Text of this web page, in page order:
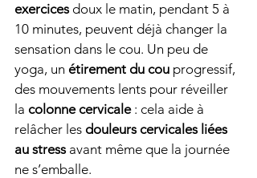
exercices doux le matin, pendant 5 à
10 minutes, peuvent déjà changer la
sensation dans le cou. Un peu de
yoga, un étirement du cou progressif,
des mouvements lents pour réveiller
la colonne cervicale : cela aide à
relâcher les douleurs cervicales liées
au stress avant même que la journée
ne s’emballe.